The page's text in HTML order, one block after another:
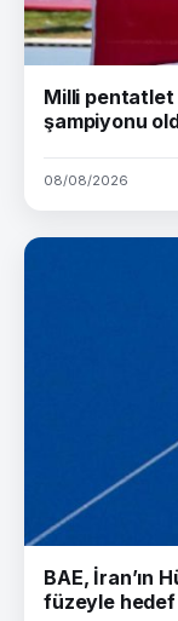
Milli pentatlet
şampiyonu
08/08/2026
BAE, İran’ın
füzeyle hedef